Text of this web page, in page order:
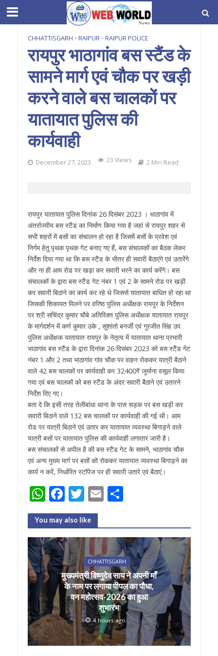
CHHATTISGARH • RAIPUR • RAIPUR POLICE
रायपुर भाठागांव बस स्टैंड के
सामने मार्ग एवं चौक पर खड़ी
करने वाले बस चालकों पर
यातायात पुलिस की
कार्यवाही
December 27, 2023 23 Views 2 Min Read
रायपुर यातायात पुलिस दिनांक 26 दिसंबर 2023 । भाठागांव में
अंतर्राज्यीय बस स्टैंड का निर्माण किया गया है जहां से रायपुर शहर से
सभी शहरों में बसों का संचालन हो रहा है जिसमें बसों के प्रवेश एवं
निर्गम हेतु पृथक पृथक गेट बनाए गए हैं, बस संचालकों का बैठक लेकर
निर्देश दिया गया था कि बस स्टैंड के भीतर ही सवारी बैठाएंगे एवं उतारेंगे
और ना ही आम रोड पर खड़ा कर सवारी भरने का कार्य करेंगे। बस
संचालकों के द्वारा बस स्टैंड गेट नंबर 1 एवं 2 के सामने रोड पर खड़ी
कर सवारी बिठाने का कार्य कर रहे थे जिससे यातायात बाधित हो रहा था
जिसकी शिकायत मिलने पर वरिष्ठ पुलिस अधीक्षक रायपुर के निर्देशन
पर श्री सचिंद्र कुमार चौबे अतिरिक्त पुलिस अधीक्षक यातायात रायपुर
के मार्गदर्शन में कर्ण कुमार उके , सुशांतो बनर्जी एवं गुरजीत सिंह उप
पुलिस अधीक्षक यातायात रायपुर के नेतृत्व में यातायात थाना प्रभारी
भाठागांव बस स्टैंड के द्वारा दिनांक 26 दिसंबर 2023 को बस स्टैंड गेट
नंबर 1 और 2 तथा भाठागांव गांव चौक पर वाहन रोककर यात्री बैठाने
वाले 42 बस चालकों पर कार्यवाही कर 32400₹ जुर्माना वसूल किया
गया एवं बस चालकों को बस स्टैंड के अंदर सवारी बैठाने एवं उतारने
निर्देश दिए गए।
बता दे कि इसी तरह तेलीबांधा थाना के पास सड़क पर बस खड़ी कर
सवारी बिठाने वाले 132 बस चालकों पर कार्यवाही की गई थी। आम
रोड पर यात्री बिठाने एवं उतार कर यातायात व्यवस्था बिगाड़ने वाले
यात्री बसों पर यातायात पुलिस की कार्यवाही लगातार जारी है।
बस संचालकों से अपील है की बस स्टैंड गेट के सामने, भाठागांव चौक
एवं अन्य मुख्य मार्ग पर बसों को रोककर यातायात व्यवस्था बिगाड़ने का
कार्य न करें, निर्धारित स्टॉपेज पर ही सवारी उतारे एवं बैठाएं।
W
h
at
s
A
p
p
F
ac
e
b
o
o
k
T
w
itt
er
E
ai
l
S
ar
e
You may also like
CHHATTISGARH
मुख्यमंत्री विष्णुदेव साय ने अपनी माँ
के नाम पर लगाया पीपल का पौधा,
वन महोत्सव-2026 का हुआ
शुभारंभ
4 hours ago